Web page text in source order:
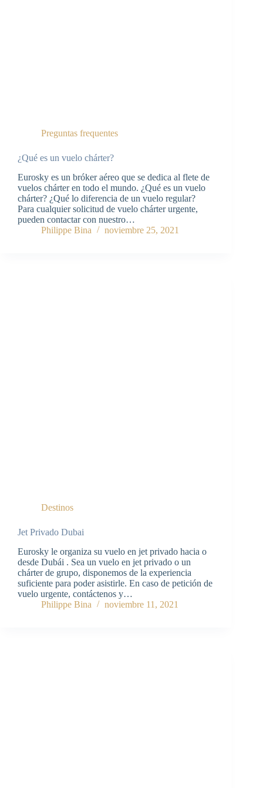
Preguntas frequentes
¿Qué es un vuelo chárter?
Eurosky es un bróker aéreo que se dedica al flete de
vuelos chárter en todo el mundo. ¿Qué es un vuelo
chárter? ¿Qué lo diferencia de un vuelo regular?
Para cualquier solicitud de vuelo chárter urgente,
pueden contactar con nuestro…
Philippe Bina
noviembre 25, 2021
Destinos
Jet Privado Dubai
Eurosky le organiza su vuelo en jet privado hacia o
desde Dubái . Sea un vuelo en jet privado o un
chárter de grupo, disponemos de la experiencia
suficiente para poder asistirle. En caso de petición de
vuelo urgente, contáctenos y…
Philippe Bina
noviembre 11, 2021